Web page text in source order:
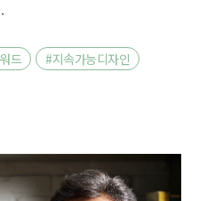
드
#지속가능디자인